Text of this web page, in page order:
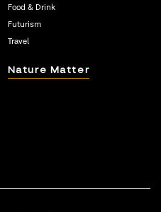
Food & Drink
Futurism
Travel
Nature Matter